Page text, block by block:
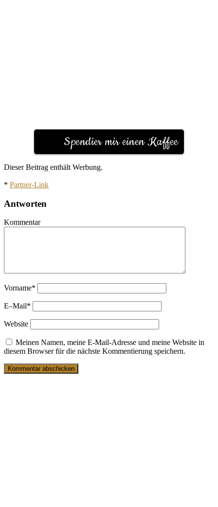
Spendier mir einen Kaffee
Dieser Beitrag enthält Werbung.
* Partner-Link
Antworten
Kommentar
Vorname*
E–Mail*
Website
Meinen Namen, meine E-Mail-Adresse und meine Website in
diesem Browser für die nächste Kommentierung speichern.